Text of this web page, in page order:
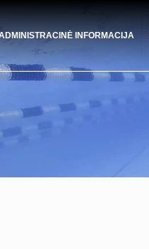
INFORMACIJA